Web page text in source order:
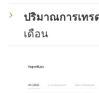
ปริมาณการเทร
เดือน